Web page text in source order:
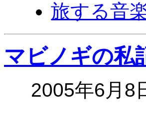
旅する音
マビノギの私
2005年6月8